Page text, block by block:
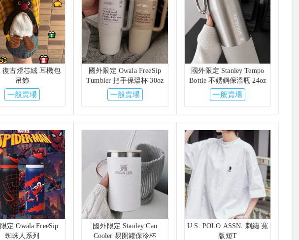
復古燈芯絨 耳機包
吊飾
一般賣場
國外限定 Owala FreeSip
Tumbler 把手保溫杯 30oz
一般賣場
國外限定 Stanley Tempo
Bottle 不銹鋼保溫瓶 24oz
一般賣場
定 Owala FreeSip
蜘蛛人系列
國外限定 Stanley Can
Cooler 易開罐保冷杯
U.S. POLO ASSN. 刺繡 寬
版短T